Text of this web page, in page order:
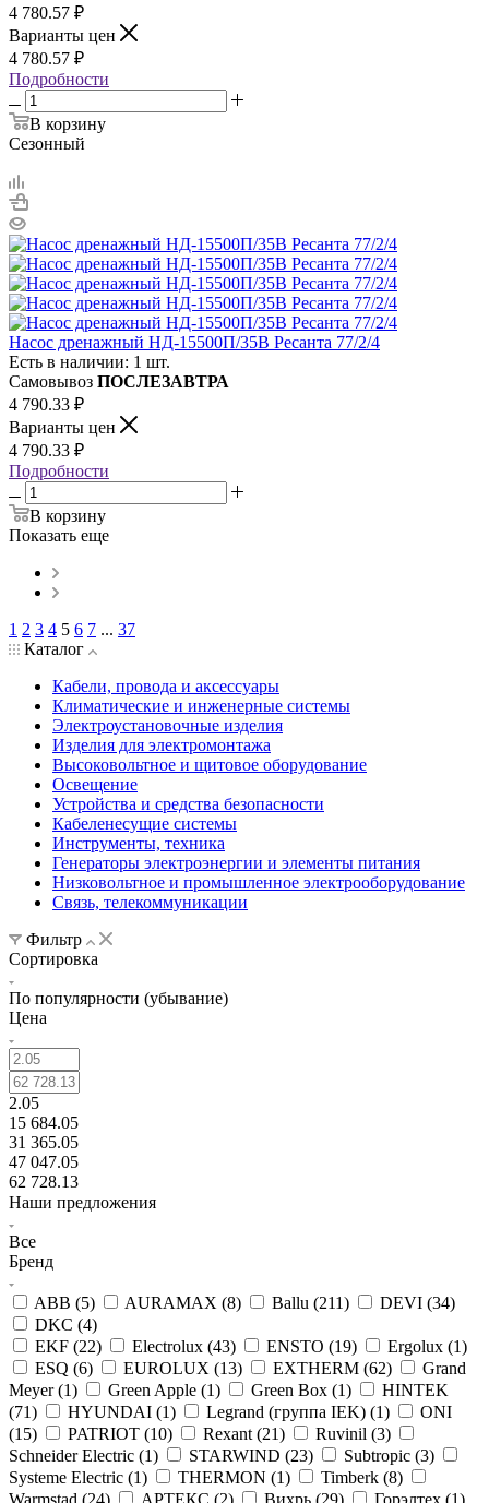
4 780.57 ₽
Варианты цен
4 780.57 ₽
Подробности
В корзину
Сезонный
Насос дренажный НД-15500П/35B Ресанта 77/2/4
Есть в наличии: 1 шт.
Самовывоз ПОСЛЕЗАВТРА
4 790.33 ₽
Варианты цен
4 790.33 ₽
Подробности
В корзину
Показать еще
1 2 3 4 5 6 7 ... 37
Каталог
Кабели, провода и аксессуары
Климатические и инженерные системы
Электроустановочные изделия
Изделия для электромонтажа
Высоковольтное и щитовое оборудование
Освещение
Устройства и средства безопасности
Кабеленесущие системы
Инструменты, техника
Генераторы электроэнергии и элементы питания
Низковольтное и промышленное электрооборудование
Связь, телекоммуникации
Фильтр
Сортировка
По популярности (убывание)
Цена
2.05
15 684.05
31 365.05
47 047.05
62 728.13
Наши предложения
Все
Бренд
ABB (5) AURAMAX (8) Ballu (211) DEVI (34)
DKC (4)
EKF (22) Electrolux (43) ENSTO (19) Ergolux (1)
ESQ (6) EUROLUX (13) EXTHERM (62)
Grand
Meyer (1) Green Apple (1) Green Box (1)
HINTEK
(71) HYUNDAI (1) Legrand (группа IEK) (1)
ONI
(15) PATRIOT (10) Rexant (21) Ruvinil (3)
Schneider Electric (1) STARWIND (23) Subtropic (3)
Systeme Electric (1) THERMON (1) Timberk (8)
Warmstad (24) АРТЕКС (2) Вихрь (29) Горэлтех (1)